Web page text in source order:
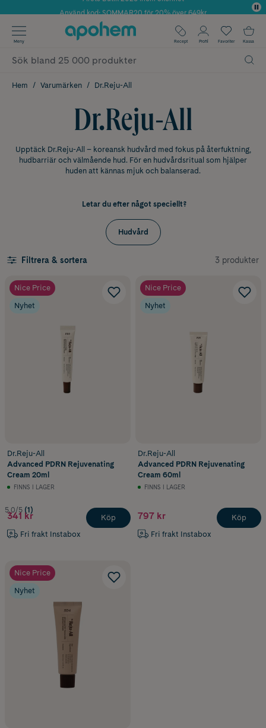
✓ Fri frakt
✓ Poäng på alla köp*
Meny Recept Profil Favoriter Kassa
Hem Varumärken Dr.Reju-All
Dr.Reju-All
Upptäck Dr.Reju-All – koreansk hudvård med fokus på återfuktning,
hudbarriär och välmående hud. För en hudvårdsritual som hjälper
huden att kännas mjuk och balanserad.
Letar du efter något speciellt?
Hudvård
Filtrera & sortera 3 produkter
Nice Price
Nyhet
Dr.Reju-All
Advanced PDRN Rejuvenating
Cream 20ml
FINNS I LAGER
5.0/5 (1)
341 kr
Fri frakt Instabox
Köp
Nice Price
Nyhet
Dr.Reju-All
Advanced PDRN Rejuvenating
Cream 60ml
FINNS I LAGER
797 kr
Fri frakt Instabox
Köp
Nice Price
Nyhet